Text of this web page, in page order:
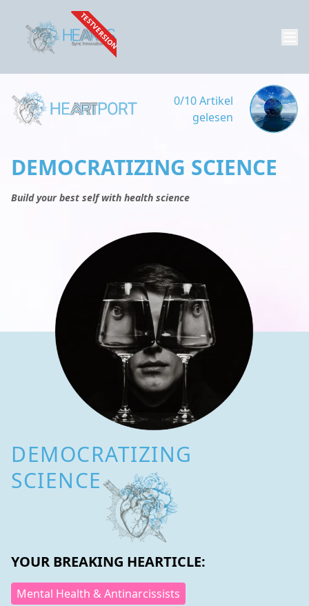
TESTVERSION
0/10 Artikel
gelesen
DEMOCRATIZING SCIENCE
Build your best self with health science
DEMOCRATIZING
SCIENCE
YOUR BREAKING HEARTICLE:
Mental Health & Antinarcissists